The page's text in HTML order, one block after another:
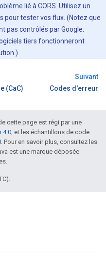
lié à CORS. Utilisez un
pour tester vos flux. (Notez que
pas contrôlés par Google.
tiers fonctionneront
(CaC)
Suivant
Codes d'erreur
cette page est régi par une
4.0, et les échantillons de code
. Pour en savoir plus, consultez les
est une marque déposée